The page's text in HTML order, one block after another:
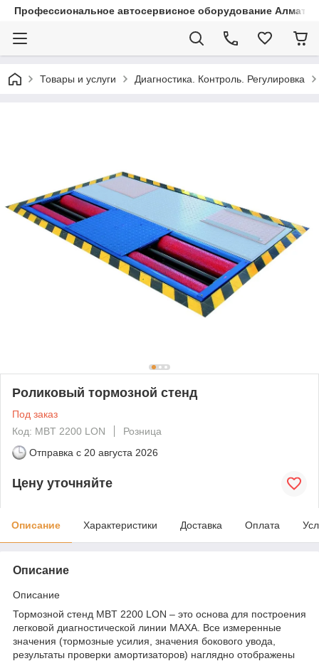
Профессиональное автосервисное оборудование Алматы
Товары и услуги Диагностика. Контроль. Регулировка
Роликовый тормозной стенд
Под заказ
Код: MBT 2200 LON
Розница
Отправка с 20 августа 2026
Цену уточняйте
Описание Характеристики Доставка Оплата
Описание
Описание
Тормозной стенд MBT 2200 LON – это основа для построения
легковой диагностической линии МАХА. Все измеренные
значения (тормозные усилия, значения бокового увода,
результаты проверки амортизаторов) наглядно отображены